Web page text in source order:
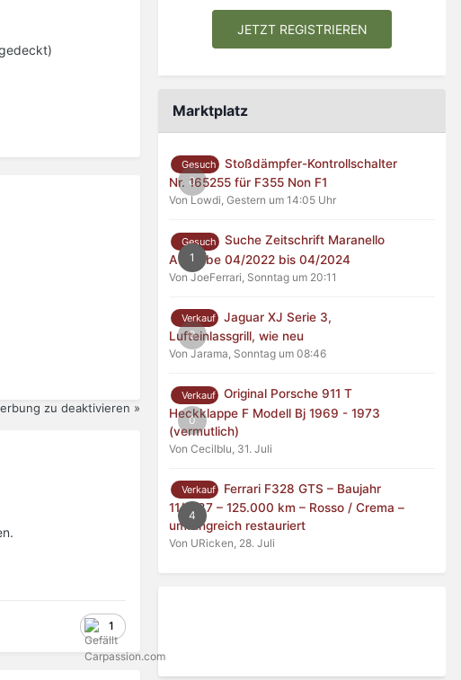
zu deaktivieren »
1
JETZT REGISTRIEREN
Marktplatz
0
Gesuch
Stoßdämpfer-Kontrollschalter
Nr. 165255 für F355 Non F1
Von Lowdi, Gestern um 14:05 Uhr
1
Gesuch
Suche Zeitschrift Maranello
Ausgabe 04/2022 bis 04/2024
Von JoeFerrari, Sonntag um 20:11
0
Verkauf
Jaguar XJ Serie 3,
Lufteinlassgrill, wie neu
Von Jarama, Sonntag um 08:46
0
Verkauf
Original Porsche 911 T
Heckklappe F Modell Bj 1969 - 1973
(vermutlich)
Von Cecilblu, 31. Juli
4
Verkauf
Ferrari F328 GTS – Baujahr
11/1987 – 125.000 km – Rosso / Crema –
umfangreich restauriert
Von URicken, 28. Juli